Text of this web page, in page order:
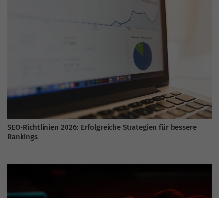
SEO-Richtlinien 2026: Erfolgreiche Strategien für bessere
Rankings